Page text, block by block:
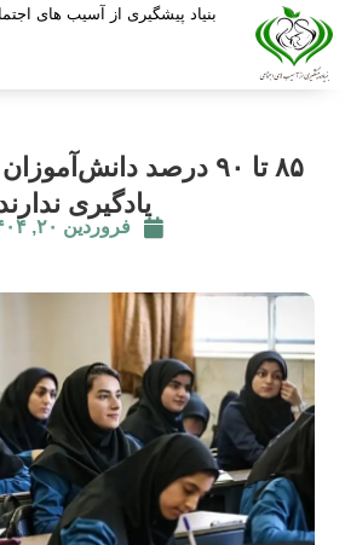
بنیاد پیشگیری از آسیب های
۸۵ تا ۹۰ درصد
یادگیری
فروردین ۲۰, ۱۴۰۴